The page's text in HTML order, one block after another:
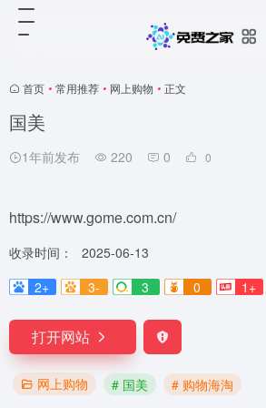
首页 • 常用推荐 • 网上购物 • 正文
国美
1年前发布 220 0 0
https://www.gome.com.cn/
收录时间：
2025-06-13
2+
3- 3 0 1+
打开网站
网上购物 # 国美 # 购物海淘